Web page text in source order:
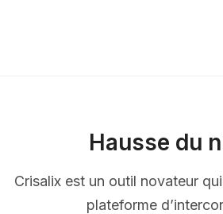
Hausse du
Crisalix est un outil novateur
plateforme